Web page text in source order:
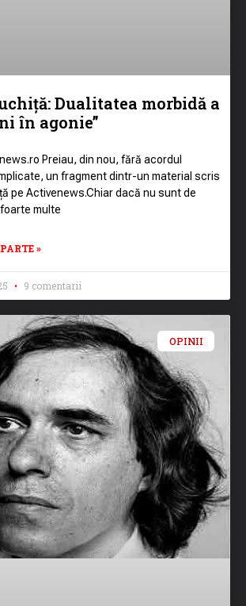
Dualitatea morbidă a
în agonie”
Preiau, din nou, fără acordul
un fragment dintr-un material scris
pe Activenews.Chiar dacă nu sunt de
multe
»
9 comentarii
OPINII